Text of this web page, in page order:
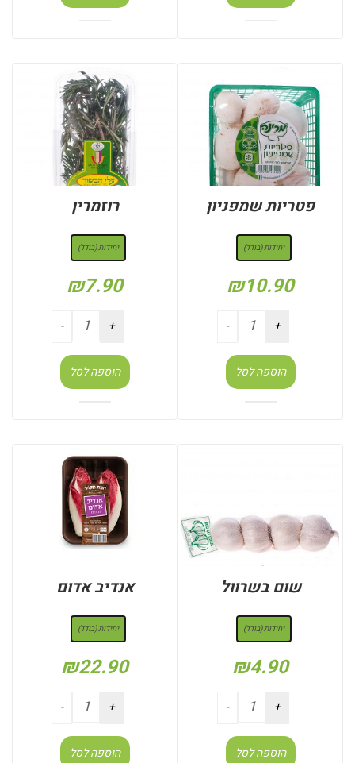
פטריות שמפניון
יחידות (בודד)
₪10.90
הוספה לסל
רוזמרין
יחידות (בודד)
₪7.90
הוספה לסל
שום בשרוול
יחידות (בודד)
₪4.90
הוספה לסל
אנדיב אדום
יחידות (בודד)
₪22.90
הוספה לסל